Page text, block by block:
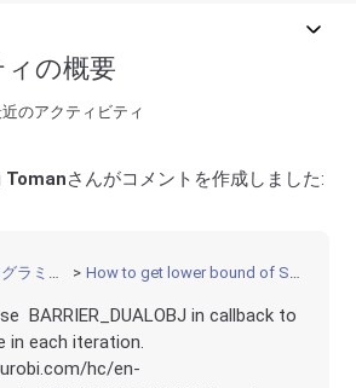
の概要
のアクティビティ
Tomanさんがコメントを作成しました:
ミング How to get lower bound of SOCP?
BARRIER_DUALOBJ in callback to
in each iteration.
hc/en-